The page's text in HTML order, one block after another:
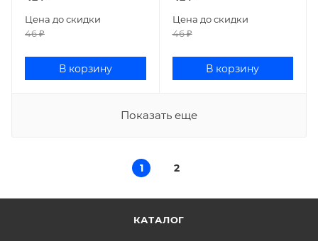
Цена до скидки
46₽
В корзину
Цена до скидки
46₽
В корзину
Показать еще
1 2
КАТАЛОГ